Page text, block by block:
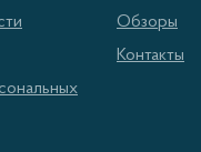
Обзоры
Контакты